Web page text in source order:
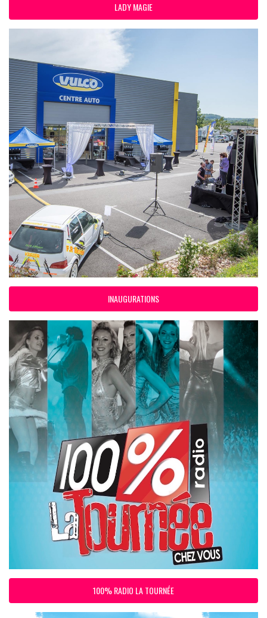
LADY MAGIE
INAUGURATIONS
100% RADIO LA TOURNÉE